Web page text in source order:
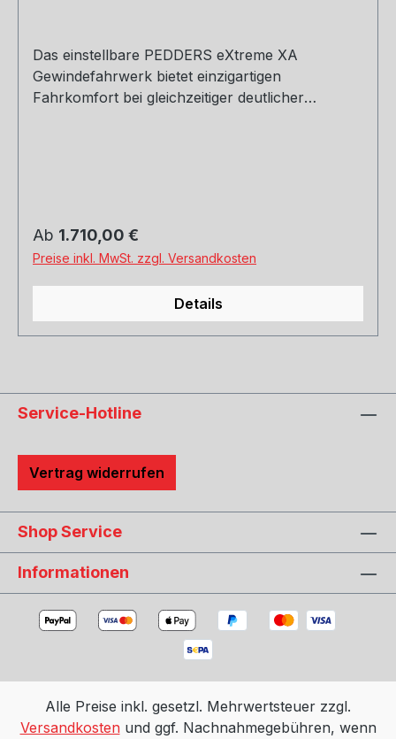
Das einstellbare PEDDERS eXtreme XA
Gewindefahrwerk bietet einzigartigen
Fahrkomfort bei gleichzeitiger deutlicher
Produktdetails: hochwertig verarbeitet und auf
lange Haltbarkeit ausgelegt alle Komponenten
separat erhältlich – dadurch komplett revidierbar
Monotube Gasdruck-Federbein 30-fach
kombiniert in Zug- und Druckstufe
härteverstellbar Tieferlegung verändert nicht die
Koppelstangen für die Front bereits enthalten
inkl. TÜV Teilegutachten Passend für: Audi A3,
Fünftürer, 8PB) mit 55mm-Federbeinklemmung
Audi TT, TTS, TTRS (8J) mit 55mm-
(1P, 1PN) mit 55mm-Federbeinklemmung Seat
Altea und Toledo Bj. 2004 – 2009 (5P) mit
55mm-Federbeinklemmung Skoda Octavia Bj.
VW Golf 5 und 6 Bj. 2003 – 2008, 2008 –
2012(1K) mit 55mm-Federbeinklemmung VW Golf
Plus Bj. 2004 – 2014 (1KP) mit 55mm-
Jetta Bj. 2005 – 2010 (1KM) mit 55mm-
Federbeinklemmung VW Eos Bj. 2006 – 2015 (1F)
Regulärer Preis:
Ab 1.710,00 €
Preise inkl. MwSt. zzgl. Versandkosten
Details
Service-Hotline
Vertrag widerrufen
Shop Service
Informationen
Alle Preise inkl. gesetzl. Mehrwertsteuer zzgl.
Versandkostenund ggf. Nachnahmegebühren, wenn